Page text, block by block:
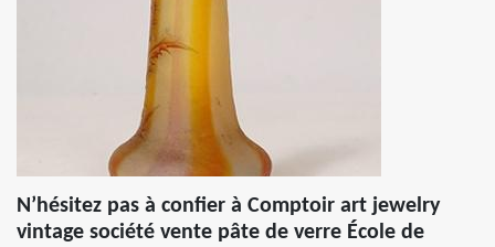
N’hésitez pas à confier à Comptoir art jewelry
vintage société vente pâte de verre École de